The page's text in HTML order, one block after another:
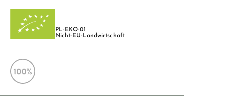
PL-EKO-01
Nicht-EU-Landwirtschaft